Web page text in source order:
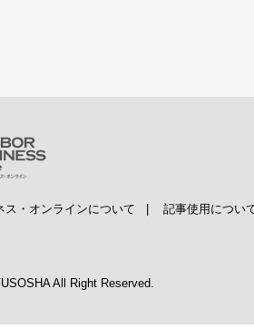
ス・オンラインについて 記事使用につい
All Right Reserved.